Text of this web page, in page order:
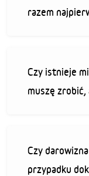
razem
Czy istnieje
muszę zrobić,
Czy
przypadku